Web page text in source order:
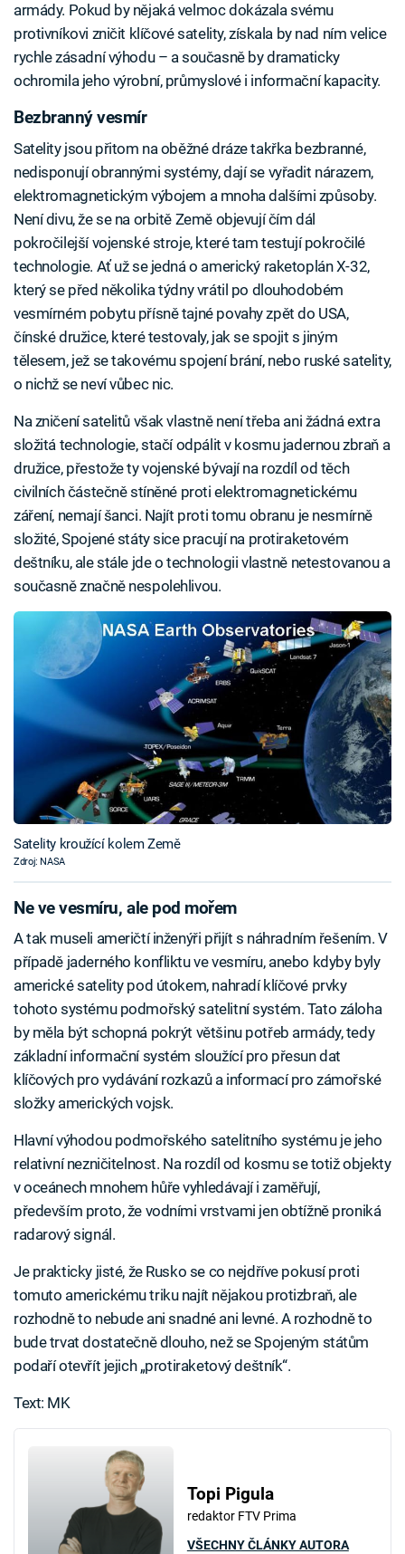
armády. Pokud by nějaká velmoc dokázala svému
protivníkovi zničit klíčové satelity, získala by nad ním velice
rychle zásadní výhodu – a současně by dramaticky
ochromila jeho výrobní, průmyslové i informační kapacity.
Bezbranný vesmír
Satelity jsou přitom na oběžné dráze takřka bezbranné,
nedisponují obrannými systémy, dají se vyřadit nárazem,
elektromagnetickým výbojem a mnoha dalšími způsoby.
Není divu, že se na orbitě Země objevují čím dál
pokročilejší vojenské stroje, které tam testují pokročilé
technologie. Ať už se jedná o americký raketoplán X-32,
který se před několika týdny vrátil po dlouhodobém
vesmírném pobytu přísně tajné povahy zpět do USA,
čínské družice, které testovaly, jak se spojit s jiným
tělesem, jež se takovému spojení brání, nebo ruské satelity,
o nichž se neví vůbec nic.
Na zničení satelitů však vlastně není třeba ani žádná extra
složitá technologie, stačí odpálit v kosmu jadernou zbraň a
družice, přestože ty vojenské bývají na rozdíl od těch
civilních částečně stíněné proti elektromagnetickému
záření, nemají šanci. Najít proti tomu obranu je nesmírně
složité, Spojené státy sice pracují na protiraketovém
deštníku, ale stále jde o technologii vlastně netestovanou a
současně značně nespolehlivou.
Satelity kroužící kolem Země
Zdroj: NASA
Ne ve vesmíru, ale pod mořem
A tak museli američtí inženýři přijít s náhradním řešením. V
případě jaderného konfliktu ve vesmíru, anebo kdyby byly
americké satelity pod útokem, nahradí klíčové prvky
tohoto systému podmořský satelitní systém. Tato záloha
by měla být schopná pokrýt většinu potřeb armády, tedy
základní informační systém sloužící pro přesun dat
klíčových pro vydávání rozkazů a informací pro zámořské
složky amerických vojsk.
Hlavní výhodou podmořského satelitního systému je jeho
relativní nezničitelnost. Na rozdíl od kosmu se totiž objekty
v oceánech mnohem hůře vyhledávají i zaměřují,
především proto, že vodními vrstvami jen obtížně proniká
radarový signál.
Je prakticky jisté, že Rusko se co nejdříve pokusí proti
tomuto americkému triku najít nějakou protizbraň, ale
rozhodně to nebude ani snadné ani levné. A rozhodně to
bude trvat dostatečně dlouho, než se Spojeným státům
podaří otevřít jejich „protiraketový deštník“.
Text: MK
Topi Pigula
redaktor FTV Prima
VŠECHNY ČLÁNKY AUTORA